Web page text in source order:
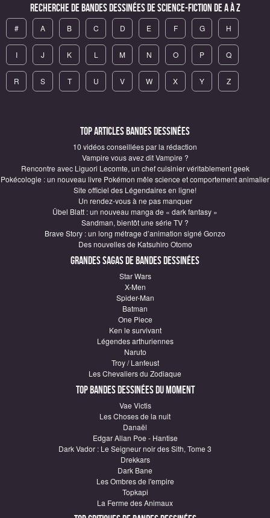
Recherche de Bandes Dessinées de science-fiction de A à Z
# A B C D E F G H
I J K L M N O P Q
R S T U V W X Y Z
Top articles Bandes Dessinées
10 vidéos conseillées par la rédaction
Vampire vous avez dit Vampire ?
Rencontre avec Liguori Lecomte, un chef cuisinier véritablement geek
Pokécologie : un nouveau livre Pokémon mêle science et comportement animalier
Site officiel des Légendaires en ligne!
Un rendez-vous à ne pas manquer
Übel Blatt : un nouveau manga de « dark fantasy »
Sandman, bientôt une série TV ?
Brave Story : un long métrage d’animation signé Gonzo
Des nouvelles de Katsuhiro Otomo
Grandes sagas de Bandes Dessinées
Star Wars
X-Men
Spider-Man
Batman
One Piece
Ken le survivant
Légendes arthuriennes
Naruto
Troy / Lanfeust
Les Chevaliers du Zodiaque
Top Bandes Dessinées du moment
Vae Victis
Les Choses de la nuit
Danaël
Edgar Allan Poe - Hantise
Dark Vador : Le Seigneur noir des Sith, Tome 3
Drekkars
Dark Bane
Les Ombres de l'empire
Topkapi
La Ferme des Animaux